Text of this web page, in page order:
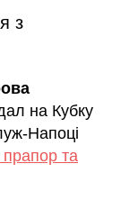
з
на Кубку
Напоці
та